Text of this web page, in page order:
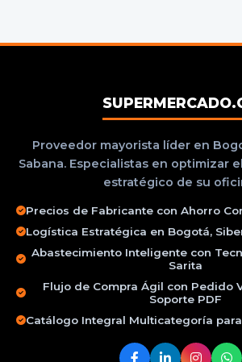
Proveedor mayorista líder en
Sabana. Especialistas en optimizar
estratégico de su
Precios de Fabricante con Ahorro
Logística Estratégica en Bogotá,
Abastecimiento Inteligente con
Sarita
Flujo de Compra Ágil con Pedido
Soporte PDF
Catálogo Integral Multicategoría